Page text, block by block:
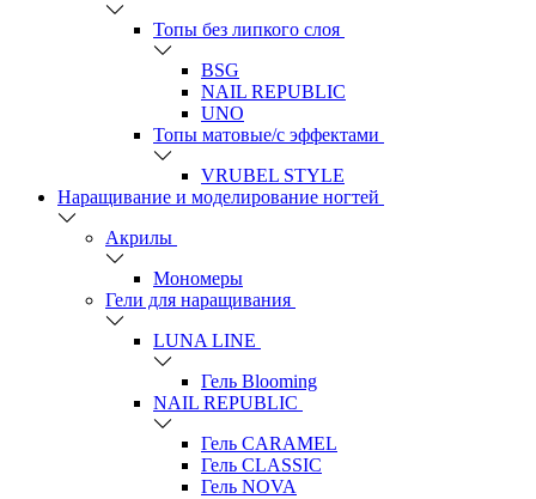
Топы без липкого слоя
BSG
NAIL REPUBLIC
UNO
Топы матовые/с эффектами
VRUBEL STYLE
Наращивание и моделирование ногтей
Акрилы
Мономеры
Гели для наращивания
LUNA LINE
Гель Blooming
NAIL REPUBLIC
Гель CARAMEL
Гель CLASSIC
Гель NOVA